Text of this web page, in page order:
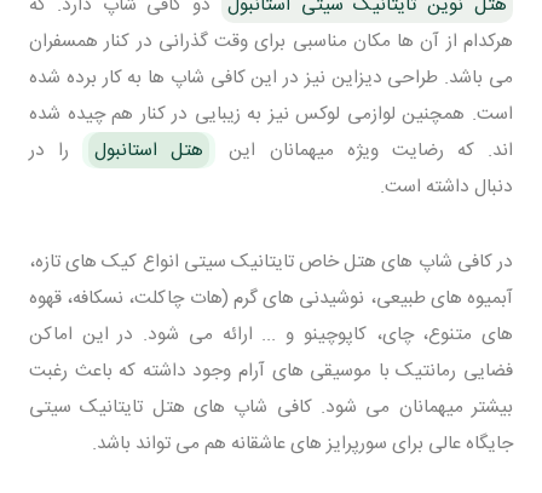
هرکدام از آن ها مکان مناسبی برای وقت گذرانی در کنار همسفران
می باشد. طراحی دیزاین نیز در این کافی شاپ ها به کار برده شده
است. همچنین لوازمی لوکس نیز به زیبایی در کنار هم چیده شده
اند. که رضایت ویژه میهمانان این
هتل استانبول
را در
دنبال داشته است.
در کافی شاپ های هتل خاص تایتانیک سیتی انواع کیک های تازه،
آبمیوه های طبیعی، نوشیدنی های گرم (هات چاکلت، نسکافه، قهوه
های متنوع، چای، کاپوچینو و ... ارائه می شود. در این اماکن
فضایی رمانتیک با موسیقی های آرام وجود داشته که باعث رغبت
بیشتر میهمانان می شود. کافی شاپ های هتل تایتانیک سیتی
جایگاه عالی برای سورپرایز های عاشقانه هم می تواند باشد.